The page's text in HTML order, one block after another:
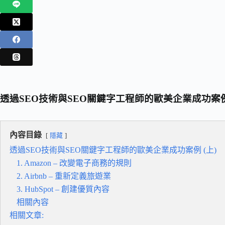
透過SEO技術與SEO關鍵字工程師的歐美企業成功案
內容目錄 隱藏
透過SEO技術與SEO關鍵字工程師的歐美企業成功案例 (上)
1. Amazon – 改變電子商務的規則
2. Airbnb – 重新定義旅遊業
3. HubSpot – 創建優質內容
相關內容
相關文章: